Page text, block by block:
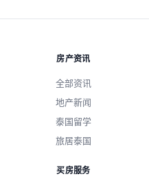
房产资讯
全部资讯
地产新闻
泰国留学
旅居泰国
买房服务